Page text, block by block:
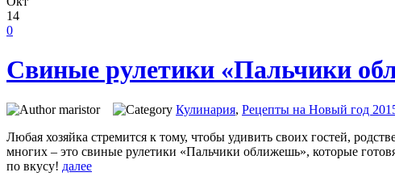
14
0
Свиные рулетики «Пальчики
maristor Кулинария, Рецепты на Новый год
Любая хозяйка стремится к тому, чтобы удивить своих гостей,
многих – это свиные рулетики «Пальчики оближешь», которые
по вкусу! далее